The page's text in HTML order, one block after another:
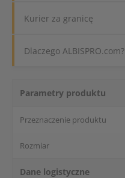
Kurier za granicę
Dlaczego ALBISPRO.com?
Parametry produktu
Przeznaczenie produktu
Rozmiar
Dane logistyczne